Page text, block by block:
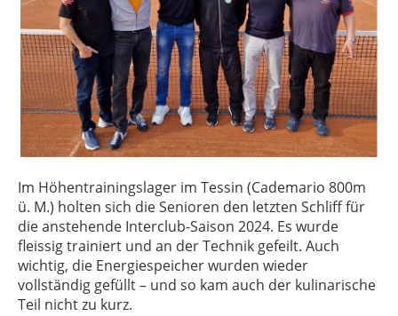
Im Höhentrainingslager im Tessin (Cademario 800m
ü. M.) holten sich die Senioren den letzten Schliff für
die anstehende Interclub-Saison 2024. Es wurde
fleissig trainiert und an der Technik gefeilt. Auch
wichtig, die Energiespeicher wurden wieder
vollständig gefüllt – und so kam auch der kulinarische
Teil nicht zu kurz.